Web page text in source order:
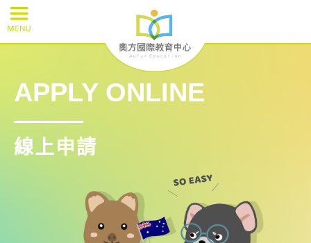
APPLY ONLINE
線上申請